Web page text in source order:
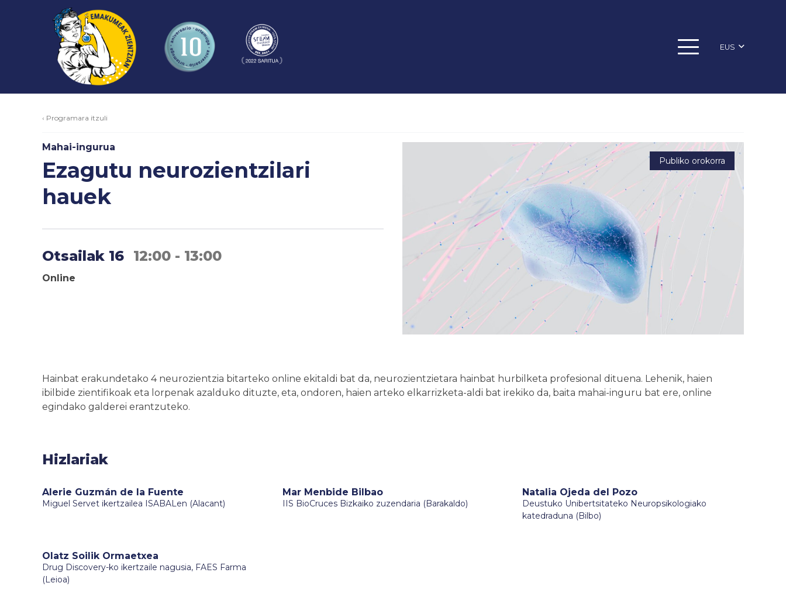
EUS
‹ Programara itzuli
Mahai-ingurua
Ezagutu neurozientzilari
hauek
Otsailak 16 12:00 - 13:00
Online
Publiko orokorra
Hainbat erakundetako 4 neurozientzia bitarteko online ekitaldi bat da, neurozientzietara hainbat hurbilketa profesional dituena. Lehenik, haien
ibilbide zientifikoak eta lorpenak azalduko dituzte, eta, ondoren, haien arteko elkarrizketa-aldi bat irekiko da, baita mahai-inguru bat ere, online
egindako galderei erantzuteko.
Hizlariak
Alerie Guzmán de la Fuente
Miguel Servet ikertzailea ISABALen (Alacant)
Mar Menbide Bilbao
IIS BioCruces Bizkaiko zuzendaria (Barakaldo)
Natalia Ojeda del Pozo
Deustuko Unibertsitateko Neuropsikologiako
katedraduna (Bilbo)
Olatz Soilik Ormaetxea
Drug Discovery-ko ikertzaile nagusia, FAES Farma
(Leioa)